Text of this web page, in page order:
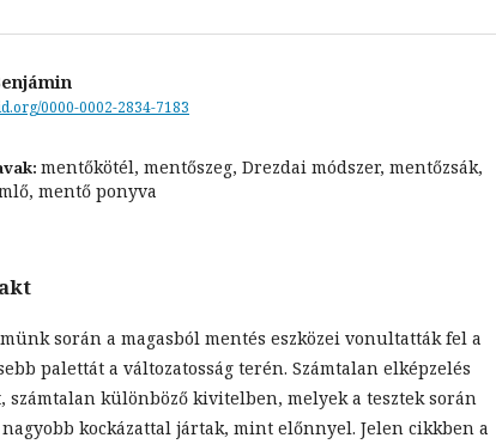
0000-0002-2834-7183
mentőkötél, mentőszeg, Drezdai módszer, mentőzsák,
mentő ponyva
során a magasból mentés eszközei vonultatták fel a
palettát a változatosság terén. Számtalan elképzelés
számtalan különböző kivitelben, melyek a tesztek során
kockázattal jártak, mint előnnyel. Jelen cikkben a